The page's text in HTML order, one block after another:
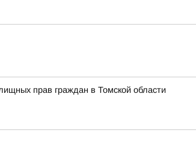
прав граждан в Томской области